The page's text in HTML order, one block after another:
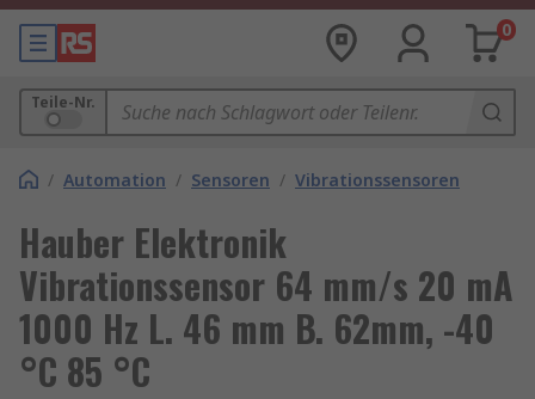
0
Teile-Nr.
/ Automation / Sensoren / Vibrationssensoren
Hauber Elektronik
Vibrationssensor 64 mm/s 20 mA
1000 Hz L. 46 mm B. 62mm, -40
°C 85 °C